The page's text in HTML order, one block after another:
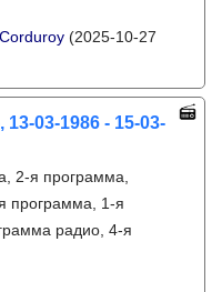
(2025-10-27
13-03-1986 - 15-03-
2-я программа,
программа, 1-я
радио, 4-я